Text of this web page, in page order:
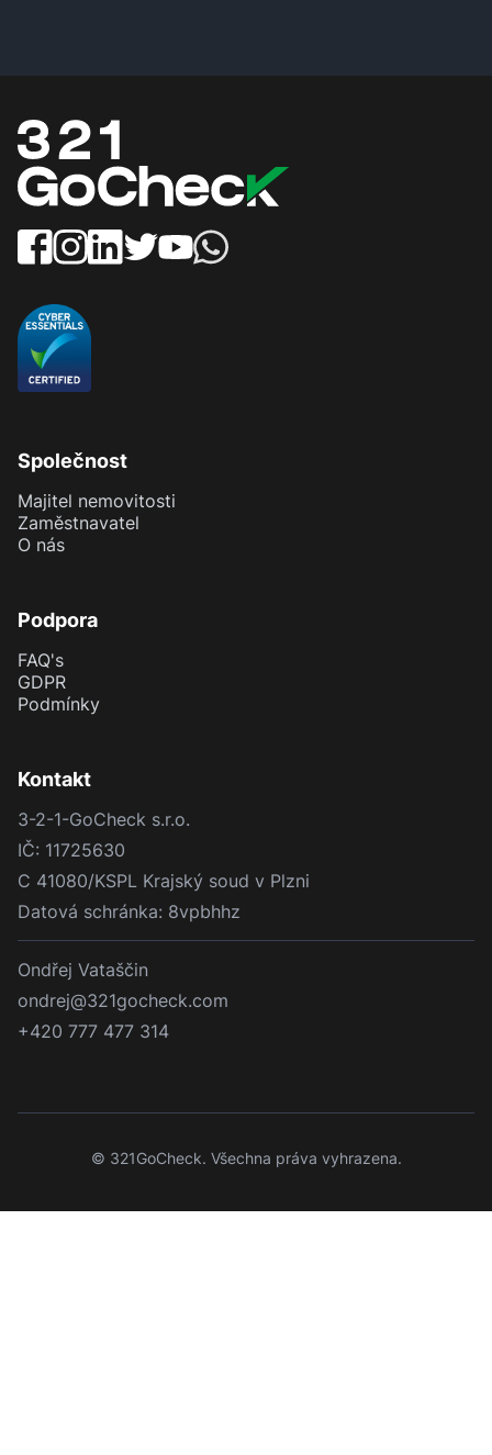
Jak ověříme osobu?
Společnost
Majitel nemovitosti
Zaměstnavatel
O nás
Podpora
FAQ's
GDPR
Podmínky
IČ: 11725630